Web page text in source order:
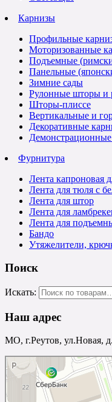
Карнизы
Профильные
Моторизованные
Подъемные
Панельные
Зимние сады
Рулонные шторы и
Шторы-плиссе
Вертикальные и
Декоративные
Фурнитура
Лента капроновая
Лента для тюля с
Лента для штор
Лента для
Лента для
Бандо
Утяжелители,
Поиск
Искать:
Наш адрес
МО, г.Реутов, ул.Новая,
Реутов
Реутов — Яндекс.Карты